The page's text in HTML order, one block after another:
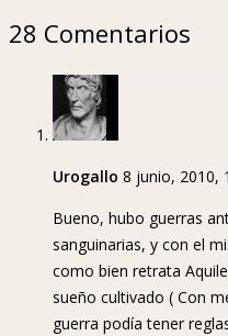
28 Comentarios
Urogallo 8 junio, 2010,
Bueno, hubo guerras
sanguinarias, y con el
como bien retrata
sueño cultivado ( Con
guerra podía tener